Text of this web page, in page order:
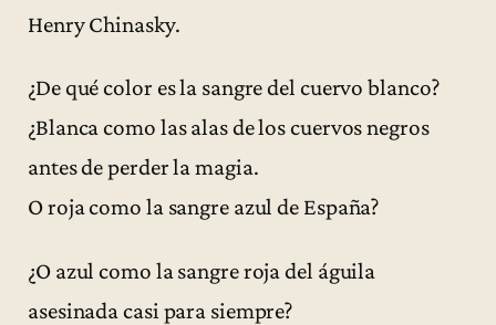
Henry Chinasky.
¿De qué color es la sangre del cuervo blanco?
¿Blanca como las alas de los cuervos negros
antes de perder la magia.
O roja como la sangre azul de España?
¿O azul como la sangre roja del águila
asesinada casi para siempre?